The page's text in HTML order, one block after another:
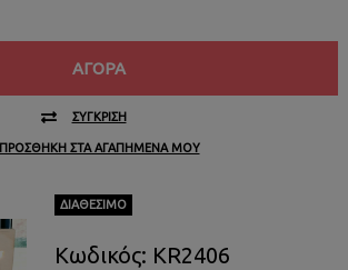
ΑΓΟΡΆ
ΣΎΓΚΡΙΣΗ
ΠΡΟΣΘΉΚΗ ΣΤΑ ΑΓΑΠΗΜΈΝΑ ΜΟΥ
ΔΙΑΘΈΣΙΜΟ
Κωδικός: KR2406